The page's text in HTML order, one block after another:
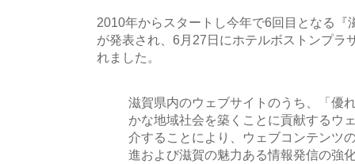
2010年からスタートし今年で6回目となる『
が発表され、6月27日にホテルボストンプラ
れました。
滋賀県内のウェブサイトのうち、「優
かな地域社会を築くことに貢献するウ
介することにより、ウェブコンテンツ
進および滋賀の魅力ある情報発信の強